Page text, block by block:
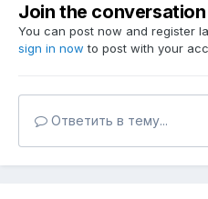
Join the conversation
You can post now and register
sign in now to post with your
Ответить в тему...